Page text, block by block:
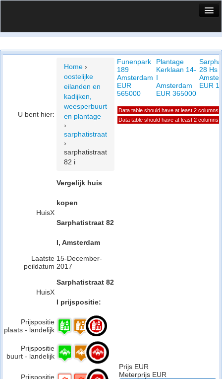
Vergelijk prijsposities - wijk
U bent hier:
Home ›
oostelijke
eilanden en
kadijken,
weesperbuurt
en plantage
›
sarphatistraat
›
sarphatistraat
82 i
HuisX
Vergelijk huis
kopen
Sarphatistraat 82
I, Amsterdam
Laatste
peildatum
15-December-
2017
HuisX
Sarphatistraat 82
I prijspositie:
Prijspositie
plaats - landelijk
Prijspositie
buurt - landelijk
Prijspositie
Funenpark
189
Amsterdam
EUR
565000
Plantage
Kerklaan 14-
I
Amsterdam
EUR 365000
28 Hs
EUR
Data table should have at least 2 columns
Data table should have at least 2 columns
Prijs EUR
Meterprijs EUR